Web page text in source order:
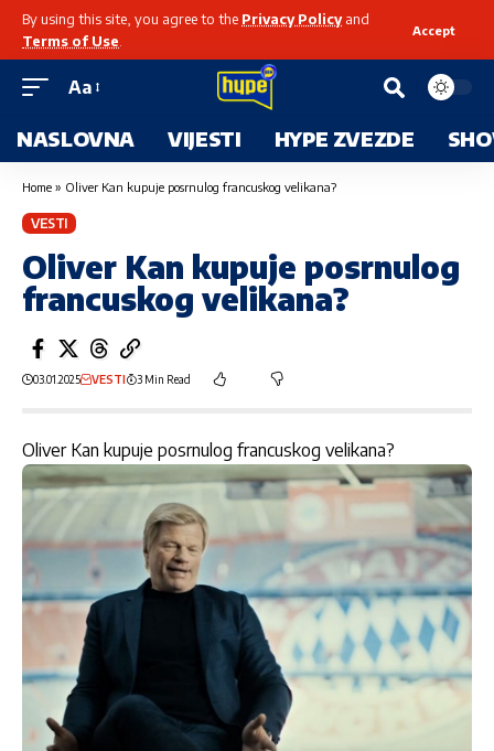
By using this site, you agree to the Privacy Policyand
Terms of Use
Accept
Aa
NASLOVNA VIJESTI HYPE ZVEZDE
Home » Oliver Kan kupuje posrnulog francuskog velikana?
VESTI
Oliver Kan kupuje posrnulog
francuskog velikana?
03.01.2025 VESTI 3 Min Read
Oliver Kan kupuje posrnulog francuskog velikana?